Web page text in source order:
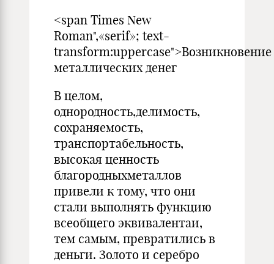
<span Times New
Roman",«serif»; text-
transform:uppercase">Возникновение
металлических денег
В целом,
однородность,делимость,
сохраняемость,
транспортабельность,
высокая ценность
благородныхметаллов
привели к тому, что они
стали выполнять функцию
всеобщего эквивалентаи,
тем самым, превратились в
деньги. Золото и серебро